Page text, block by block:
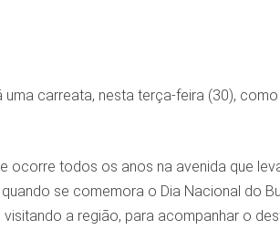
carreata, nesta terça-feira (30),
ocorre todos os anos na avenida que
se comemora o Dia Nacional do
a região, para acompanhar o